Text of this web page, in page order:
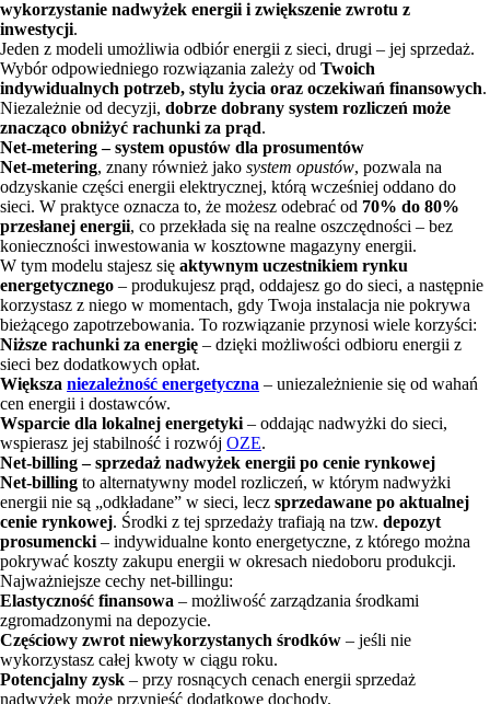
wykorzystanie nadwyżek energii i zwiększenie zwrotu z
inwestycji.
Jeden z modeli umożliwia odbiór energii z sieci, drugi – jej sprzedaż.
Wybór odpowiedniego rozwiązania zależy od Twoich
indywidualnych potrzeb, stylu życia oraz oczekiwań finansowych.
Niezależnie od decyzji, dobrze dobrany system rozliczeń może
znacząco obniżyć rachunki za prąd.
Net-metering – system opustów dla prosumentów
Net-metering, znany również jako system opustów, pozwala na
odzyskanie części energii elektrycznej, którą wcześniej oddano do
sieci. W praktyce oznacza to, że możesz odebrać od 70% do 80%
przesłanej energii, co przekłada się na realne oszczędności – bez
konieczności inwestowania w kosztowne magazyny energii.
W tym modelu stajesz się aktywnym uczestnikiem rynku
energetycznego – produkujesz prąd, oddajesz go do sieci, a następnie
korzystasz z niego w momentach, gdy Twoja instalacja nie pokrywa
bieżącego zapotrzebowania. To rozwiązanie przynosi wiele korzyści:
Niższe rachunki za energię – dzięki możliwości odbioru energii z
sieci bez dodatkowych opłat.
Większa niezależność energetyczna – uniezależnienie się od wahań
cen energii i dostawców.
Wsparcie dla lokalnej energetyki – oddając nadwyżki do sieci,
wspierasz jej stabilność i rozwój OZE.
Net-billing – sprzedaż nadwyżek energii po cenie rynkowej
Net-billing to alternatywny model rozliczeń, w którym nadwyżki
energii nie są „odkładane” w sieci, lecz sprzedawane po aktualnej
cenie rynkowej. Środki z tej sprzedaży trafiają na tzw. depozyt
prosumencki – indywidualne konto energetyczne, z którego można
pokrywać koszty zakupu energii w okresach niedoboru produkcji.
Najważniejsze cechy net-billingu:
Elastyczność finansowa – możliwość zarządzania środkami
zgromadzonymi na depozycie.
Częściowy zwrot niewykorzystanych środków – jeśli nie
wykorzystasz całej kwoty w ciągu roku.
Potencjalny zysk – przy rosnących cenach energii sprzedaż
nadwyżek może przynieść dodatkowe dochody.